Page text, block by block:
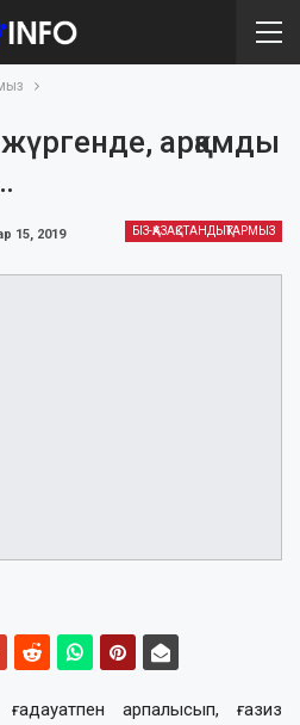
арқамды
БІЗ-ҚАЗАҚСТАНДЫҚТАРМЫЗ
15, 2019
арпалысып, ғазиз